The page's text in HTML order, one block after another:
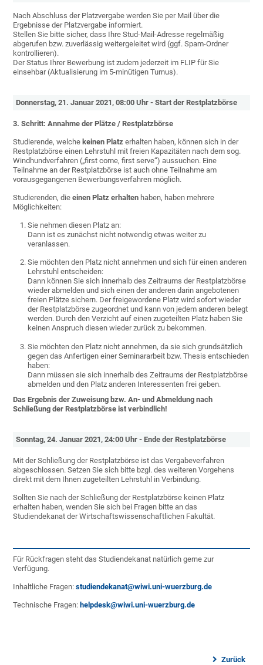
Nach Abschluss der Platzvergabe werden Sie per Mail über die
Ergebnisse der Platzvergabe informiert.
Stellen Sie bitte sicher, dass Ihre Stud-Mail-Adresse regelmäßig
abgerufen bzw. zuverlässig weitergeleitet wird (ggf. Spam-Ordner
kontrollieren).
Der Status Ihrer Bewerbung ist zudem jederzeit im FLIP für Sie
einsehbar (Aktualisierung im 5-minütigen Turnus).
Donnerstag, 21. Januar 2021, 08:00 Uhr - Start der Restplatzbörse
3. Schritt: Annahme der Plätze / Restplatzbörse
Studierende, welche keinen Platz erhalten haben, können sich in der
Restplatzbörse einen Lehrstuhl mit freien Kapazitäten nach dem sog.
Windhundverfahren („first come, first serve“) aussuchen. Eine
Teilnahme an der Restplatzbörse ist auch ohne Teilnahme am
vorausgegangenen Bewerbungsverfahren möglich.
Studierenden, dieeinen Platz erhalten haben, haben mehrere
Möglichkeiten:
Sie nehmen diesen Platz an:
Dann ist es zunächst nicht notwendig etwas weiter zu
veranlassen.
Sie möchten den Platz nicht annehmen und sich für einen anderen
Lehrstuhl entscheiden:
Dann können Sie sich innerhalb des Zeitraums der Restplatzbörse
wieder abmelden und sich einen der anderen darin angebotenen
freien Plätze sichern. Der freigewordene Platz wird sofort wieder
der Restplatzbörse zugeordnet und kann von jedem anderen belegt
werden. Durch den Verzicht auf einen zugeteilten Platz haben Sie
keinen Anspruch diesen wieder zurück zu bekommen.
Sie möchten den Platz nicht annehmen, da sie sich grundsätzlich
gegen das Anfertigen einer Seminararbeit bzw. Thesis entschieden
haben:
Dann müssen sie sich innerhalb des Zeitraums der Restplatzbörse
abmelden und den Platz anderen Interessenten frei geben.
Das Ergebnis der Zuweisung bzw. An- und Abmeldung nach
Schließung der Restplatzbörse ist verbindlich!
Sonntag, 24. Januar 2021, 24:00 Uhr - Ende der Restplatzbörse
Mit der Schließung der Restplatzbörse ist das Vergabeverfahren
abgeschlossen. Setzen Sie sich bitte bzgl. des weiteren Vorgehens
direkt mit dem Ihnen zugeteilten Lehrstuhl in Verbindung.
Sollten Sie nach der Schließung der Restplatzbörse keinen Platz
erhalten haben, wenden Sie sich bei Fragen bitte an das
Studiendekanat der Wirtschaftswissenschaftlichen Fakultät.
Für Rückfragen steht das Studiendekanat natürlich gerne zur
Verfügung.
Inhaltliche Fragen:studiendekanat@wiwi.uni-wuerzburg.de
Technische Fragen: helpdesk@wiwi.uni-wuerzburg.de
Zurück